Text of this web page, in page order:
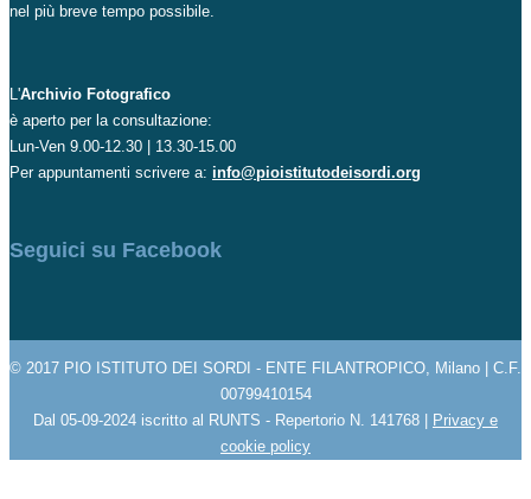
nel più breve tempo possibile.
L'Archivio Fotografico
è aperto per la consultazione:
Lun-Ven 9.00-12.30 | 13.30-15.00
Per appuntamenti scrivere a: info@pioistitutodeisordi.org
Seguici su Facebook
© 2017 PIO ISTITUTO DEI SORDI - ENTE FILANTROPICO, Milano | C.F.
00799410154
Dal 05-09-2024 iscritto al RUNTS - Repertorio N. 141768 | Privacy e
cookie policy